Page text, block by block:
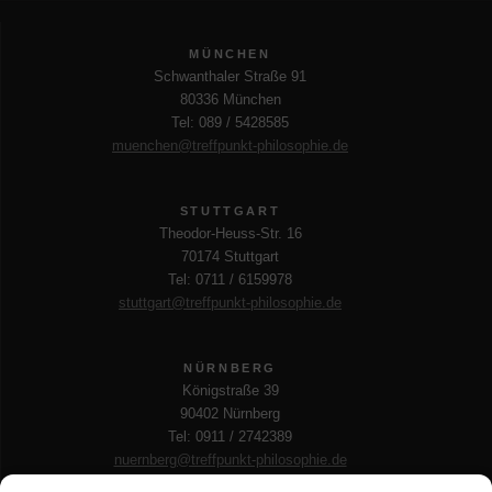
MÜNCHEN
Schwanthaler Straße 91
80336 München
Tel: 089 / 5428585
muenchen@treffpunkt-philosophie.de
STUTTGART
Theodor-Heuss-Str. 16
70174 Stuttgart
Tel: 0711 / 6159978
stuttgart@treffpunkt-philosophie.de
NÜRNBERG
Königstraße 39
90402 Nürnberg
Tel: 0911 / 2742389
nuernberg@treffpunkt-philosophie.de